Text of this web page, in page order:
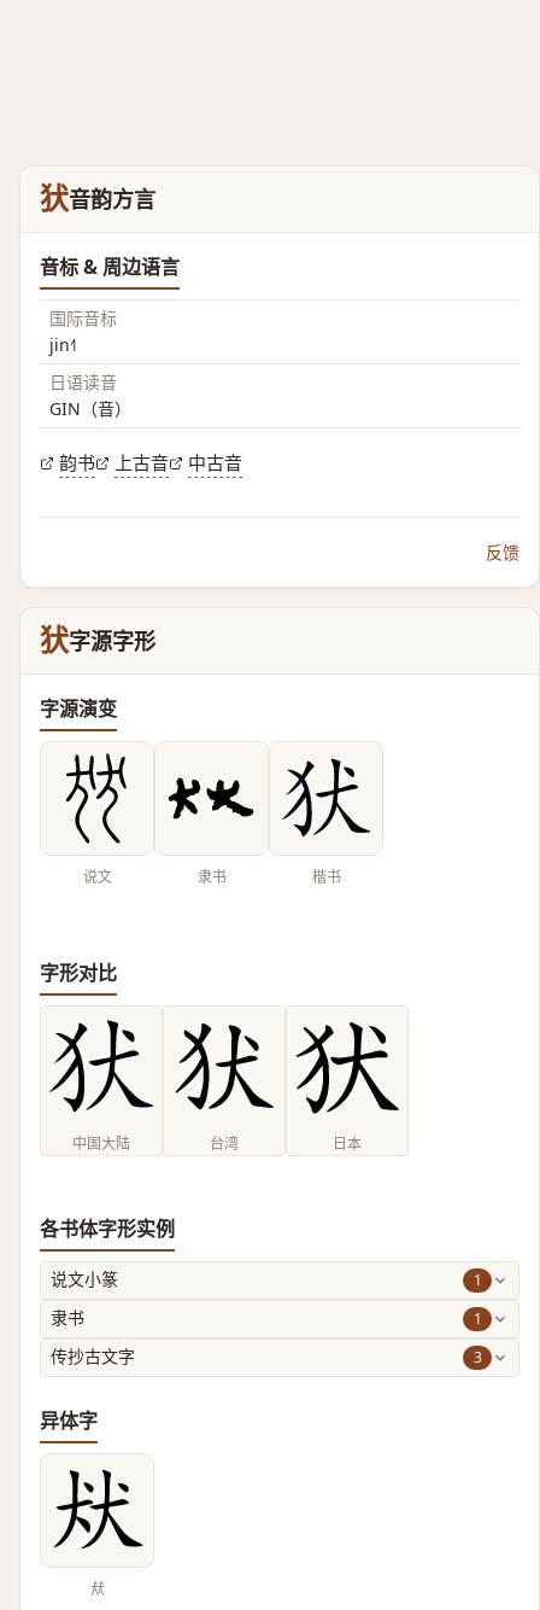
犾音韵方言
音标 & 周边语言
国际音标
jin˧˥
日语读音
GIN（音）
韵书 上古音 中古音
反馈
犾字源字形
字源演变
说文 隶书 楷书
字形对比
中国大陆 台湾 日本
各书体字形实例
说文小篆 1
隶书 1
传抄古文字 3
异体字
㹜